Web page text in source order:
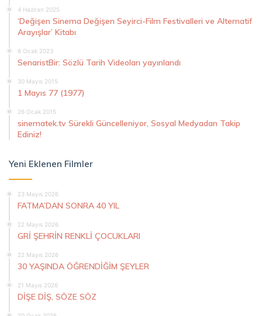
4 Haziran 2025
‘Değişen Sinema Değişen Seyirci-Film Festivalleri ve Alternatif
Arayışlar’ Kitabı
6 Ocak 2023
SenaristBir: Sözlü Tarih Videoları yayınlandı
30 Mayıs 2015
1 Mayıs 77 (1977)
26 Ocak 2015
sinematek.tv Sürekli Güncelleniyor, Sosyal Medyadan Takip
Ediniz!
Yeni Eklenen Filmler
23 Mayıs 2026
FATMA’DAN SONRA 40 YIL
22 Mayıs 2026
GRİ ŞEHRİN RENKLİ ÇOCUKLARI
22 Mayıs 2026
30 YAŞINDA ÖĞRENDİĞİM ŞEYLER
21 Mayıs 2026
DİŞE DİŞ, SÖZE SÖZ